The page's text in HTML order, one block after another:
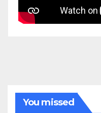
You missed